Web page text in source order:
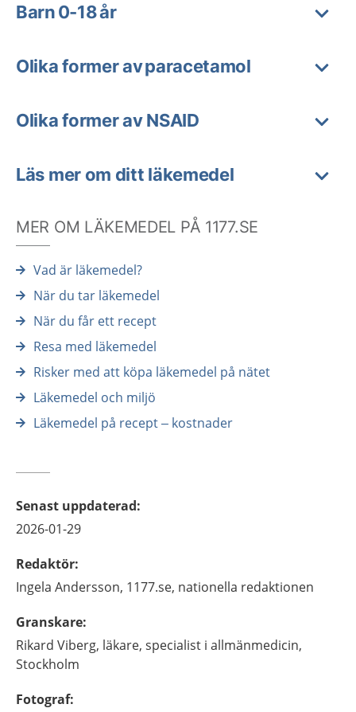
Barn 0-18 år
Olika former av paracetamol
Olika former av NSAID
Läs mer om ditt läkemedel
MER OM LÄKEMEDEL PÅ 1177.SE
Vad är läkemedel?
När du tar läkemedel
När du får ett recept
Resa med läkemedel
Risker med att köpa läkemedel på nätet
Läkemedel och miljö
Läkemedel på recept – kostnader
Senast uppdaterad:
2026-01-29
Redaktör:
Ingela Andersson, 1177.se, nationella redaktionen
Granskare:
Rikard Viberg, läkare, specialist i allmänmedicin,
Stockholm
Fotograf: